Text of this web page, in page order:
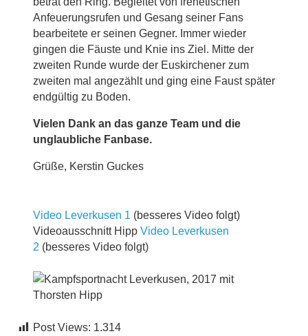
Anfeuerungsrufen und Gesang seiner Fans
bearbeitete er seinen Gegner. Immer wieder
gingen die Fäuste und Knie ins Ziel. Mitte der
zweiten Runde wurde der Euskirchener zum
zweiten mal angezählt und ging eine Faust später
endgültig zu Boden.
Vielen Dank an das ganze Team und die
unglaubliche Fanbase.
Grüße, Kerstin Guckes
Video Leverkusen 1 (besseres Video folgt)
Videoausschnitt Hipp Video Leverkusen
2 (besseres Video folgt)
Post Views: 1.314